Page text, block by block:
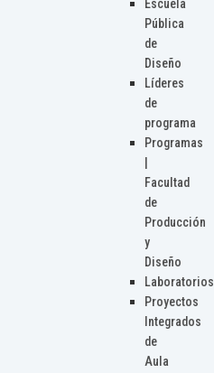
Escuela
Pública
de
Diseño
Líderes
de
programa
Programas
Facultad
de
Producción
y
Diseño
Laboratorios
Proyectos
Integrados
de
Aula